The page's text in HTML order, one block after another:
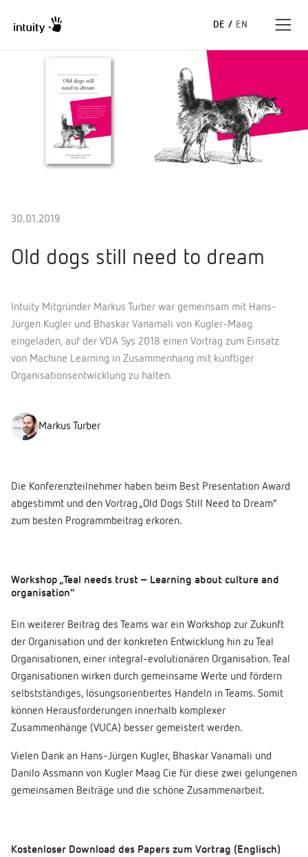
DE / EN
Erfolgsgeschichten
30.01.2019
Old dogs still need to dream
Intuity Mitgründer Markus Turber war gemeinsam mit Hans-
Jürgen Kugler und Bhaskar Vanamali von Kugler-Maag
eingeladen, auf der VDA Sys 2018 einen Vortrag zum Einsatz
von Machine Learning in Zusammenhang mit künftiger
Organisationsentwicklung zu halten.
Markus Turber
Die Konferenzteilnehmer haben beim Best Presentation Award
abgestimmt und den Vortrag „Old Dogs Still Need to Dream“
zum besten Programmbeitrag erkoren.
Workshop „Teal needs trust – Learning about culture and
organisation“
Ein weiterer Beitrag des Teams war ein Workshop zur Zukunft
der Organisation und der konkreten Entwicklung hin zu Teal
Organisationen, einer integral-evolutionären Organisation. Teal
Organisationen wirken durch gemeinsame Werte und fördern
selbstständiges, lösungsorientiertes Handeln in Teams. Somit
können Herausforderungen innerhalb komplexer
Zusammenhänge (VUCA) besser gemeistert werden.
Vielen Dank an Hans-Jürgen Kugler, Bhaskar Vanamali und
Danilo Assmann von Kugler Maag Cie für diese zwei gelungenen
gemeinsamen Beiträge und die schöne Zusammenarbeit.
Kostenloser Download des Papers zum Vortrag (Englisch)